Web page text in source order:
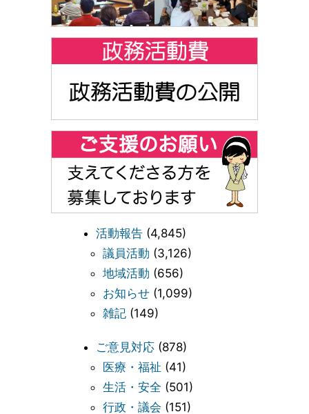
活動報告 (4,845)
議員活動 (3,126)
地域活動 (656)
お知らせ (1,099)
雑記 (149)
ご意見対応 (878)
医療・福祉 (41)
生活・安全 (501)
行政・議会 (151)